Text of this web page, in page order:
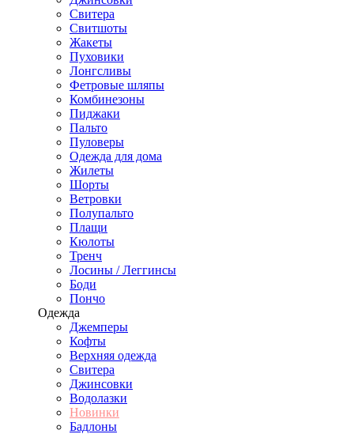
Свитера
Свитшоты
Жакеты
Пуховики
Лонгсливы
Фетровые шляпы
Комбинезоны
Пиджаки
Пальто
Пуловеры
Одежда для дома
Жилеты
Шорты
Ветровки
Полупальто
Плащи
Кюлоты
Тренч
Лосины / Леггинсы
Боди
Пончо
Одежда
Джемперы
Кофты
Верхняя одежда
Свитера
Джинсовки
Водолазки
Новинки
Бадлоны